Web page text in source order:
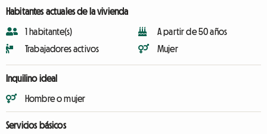
Habitantes actuales de la vivienda
1 habitante(s)
Trabajadores activos
A partir de 50 años
Mujer
Inquilino ideal
Hombre o mujer
Servicios básicos